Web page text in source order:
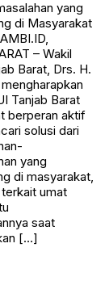
yang
di Masyarakat
– Wakil
Barat, Drs. H.
Tanjab Barat
berperan aktif
solusi dari
yang
di masyarakat,
umat
saat
[…]